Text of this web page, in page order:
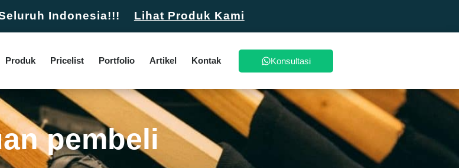
Seluruh Indonesia!!! Lihat Produk Kami
Produk Pricelist Portfolio Artikel Kontak Konsultasi
pembeli